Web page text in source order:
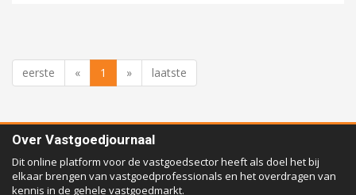
eerste « 1 » laatste
Over Vastgoedjournaal
Dit online platform voor de vastgoedsector heeft als doel het bij
elkaar brengen van vastgoedprofessionals en het overdragen van
kennis in de gehele vastgoedmarkt.